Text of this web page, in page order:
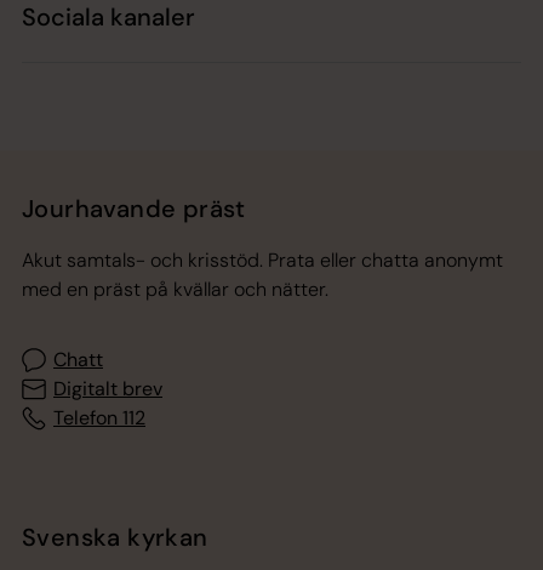
Sociala kanaler
Jourhavande präst
Akut samtals- och krisstöd. Prata eller chatta anonymt
med en präst på kvällar och nätter.
Chatt
Digitalt brev
Telefon 112
Svenska kyrkan